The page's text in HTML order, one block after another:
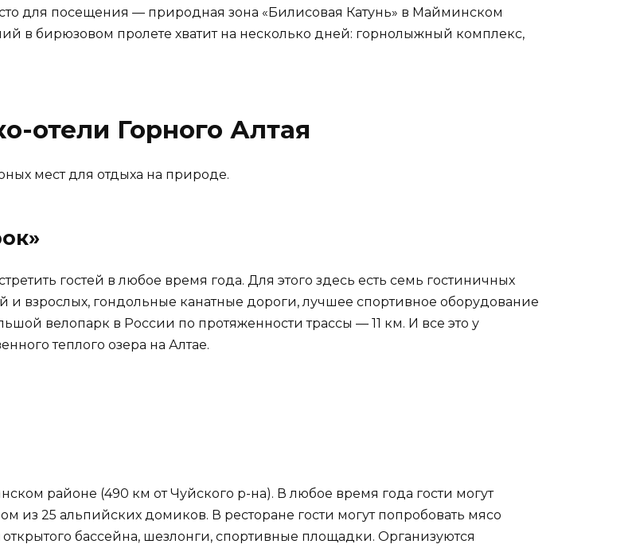
для посещения — природная зона «Билисовая Катунь» в Майминском
в бирюзовом пролете хватит на несколько дней: горнолыжный комплекс,
отели Горного Алтая
мест для отдыха на природе.
гостей в любое время года. Для этого здесь есть семь гостиничных
и взрослых, гондольные канатные дороги, лучшее спортивное оборудование
велопарк в России по протяженности трассы — 11 км. И все это у
теплого озера на Алтае.
районе (490 км от Чуйского р-на). В любое время года гости могут
из 25 альпийских домиков. В ресторане гости могут попробовать мясо
бассейна, шезлонги, спортивные площадки. Организуются